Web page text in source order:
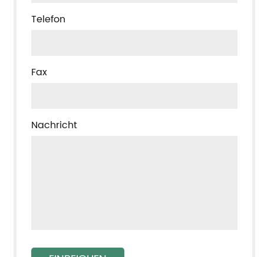
Telefon
Fax
Nachricht